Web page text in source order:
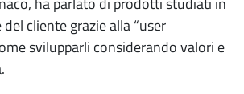
del cliente grazie alla “user
svilupparli considerando valori e